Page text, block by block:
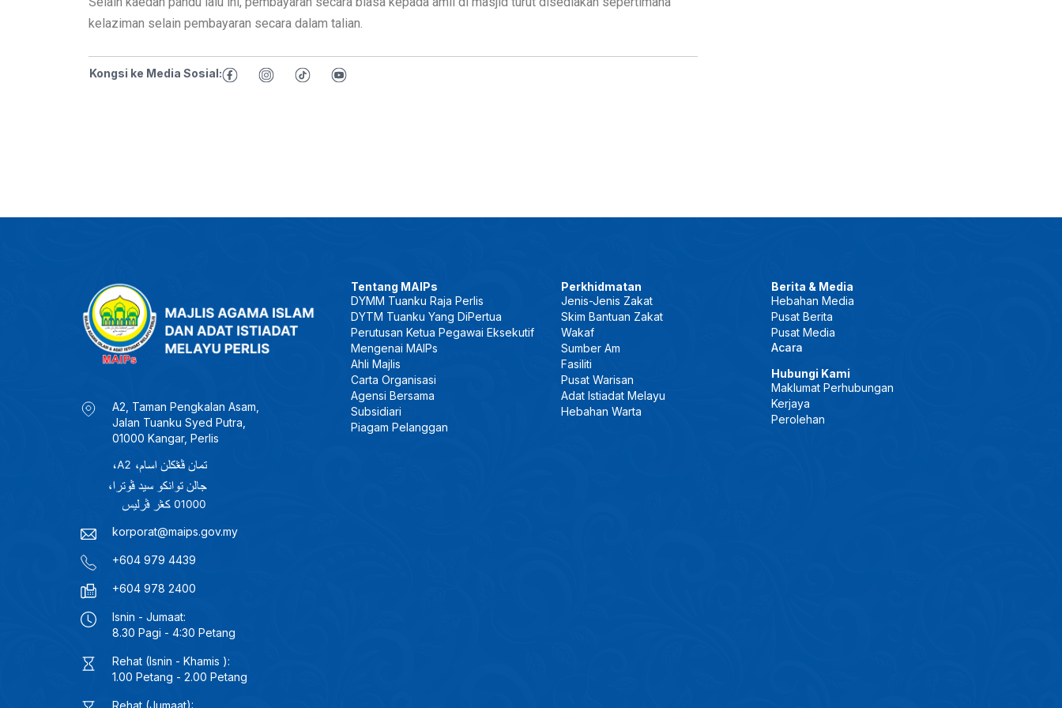
kelaziman selain pembayaran secara dalam talian.
Kongsi ke Media Sosial:
A2, Taman Pengkalan Asam,
Jalan Tuanku Syed Putra,
01000 Kangar, Perlis
korporat@maips.gov.my
+604 979 4439
+604 978 2400
Isnin - Jumaat:
8.30 Pagi - 4:30 Petang
Rehat (Isnin - Khamis ):
1.00 Petang - 2.00 Petang
Rehat (Jumaat):
Tentang MAIPs
DYMM Tuanku Raja Perlis
DYTM Tuanku Yang DiPertua
Perutusan Ketua Pegawai Eksekutif
Mengenai MAIPs
Ahli Majlis
Carta Organisasi
Agensi Bersama
Subsidiari
Piagam Pelanggan
Perkhidmatan
Jenis-Jenis Zakat
Skim Bantuan Zakat
Wakaf
Sumber Am
Fasiliti
Pusat Warisan
Adat Istiadat Melayu
Hebahan Warta
Berita & Media
Hebahan Media
Pusat Berita
Pusat Media
Acara
Hubungi Kami
Maklumat Perhubungan
Kerjaya
Perolehan